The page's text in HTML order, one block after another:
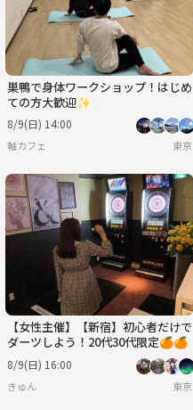
巣鴨で身体ワークショップ！はじめ
ての方大歓迎✨
8/9(日) 14:00
軸カフェ 東京
【女性主催】【新宿】初心者だけで
ダーツしよう！20代30代限定🍊🍊
8/9(日) 16:00
きゅん 東京